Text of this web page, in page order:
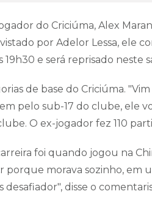
do Criciúma, Alex
por Adelor Lessa, ele
e será reprisado neste
de base do Criciúma.
pelo sub-17 do clube, ele
O ex-jogador fez 110
foi quando jogou na
porque morava sozinho, em
desafiador", disse o